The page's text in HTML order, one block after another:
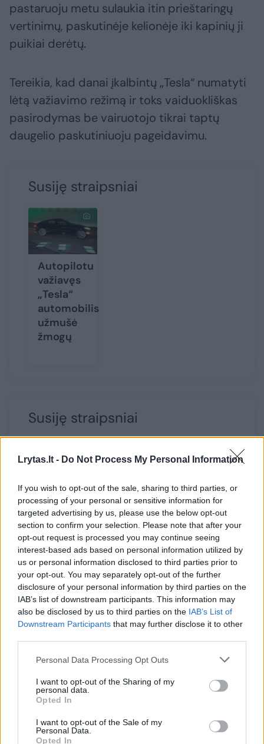
Lrytas.lt - Do Not Process My Personal Information
If you wish to opt-out of the sale, sharing to third parties, or
processing of your personal or sensitive information for
targeted advertising by us, please use the below opt-out
section to confirm your selection. Please note that after your
opt-out request is processed you may continue seeing
interest-based ads based on personal information utilized by
us or personal information disclosed to third parties prior to
your opt-out. You may separately opt-out of the further
disclosure of your personal information by third parties on the
IAB’s list of downstream participants. This information may
also be disclosed by us to third parties on the IAB’s List of
Downstream Participants that may further disclose it to other
Personal Data Processing Opt Outs
I want to opt-out of the Sharing of my
personal data.
Opted In
I want to opt-out of the Sale of my
Personal Data.
Opted In
pastaruoju metu sulaukia itin prieštaringų
vertinimų, paskutinėje kelionėje iki kapinių ji
puikiai derėtų.
Tereikia, kad danai įkalbintų „Tesla“ numatyti
lėtą važiavimo režimą ir toks vaiduokliškas
pasirodymas be vairuotojo tikrai taptų
daugelio paskutiniuoju pageidavimu.
Susiję straipsniai
Autopilotu
važiavęs
„Tesla“
automobilis
užmušė
žmogų
Susiję straipsniai
Vairuotojui
šokas:
„Tesla“
užsiliepsnojo
tiesiog
kelyje